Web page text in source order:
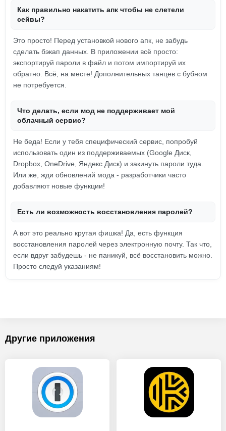
Как правильно накатить апк чтобы не слетели
сейвы?
Это просто! Перед установкой нового апк, не забудь
сделать бэкап данных. В приложении всё просто:
экспортируй пароли в файл и потом импортируй их
обратно. Всё, на месте! Дополнительных танцев с бубном
не потребуется.
Что делать, если мод не поддерживает мой
облачный сервис?
Не беда! Если у тебя специфический сервис, попробуй
использовать один из поддерживаемых (Google Диск,
Dropbox, OneDrive, Яндекс Диск) и закинуть пароли туда.
Или же, жди обновлений мода - разработчики часто
добавляют новые функции!
Есть ли возможность восстановления паролей?
А вот это реально крутая фишка! Да, есть функция
восстановления паролей через электронную почту. Так что,
если вдруг забудешь - не паникуй, всё восстановить можно.
Просто следуй указаниям!
Другие приложения